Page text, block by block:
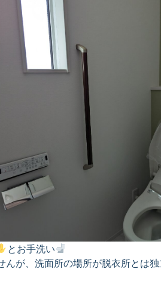
とお手洗い
が、洗面所の場所が脱衣所とは独